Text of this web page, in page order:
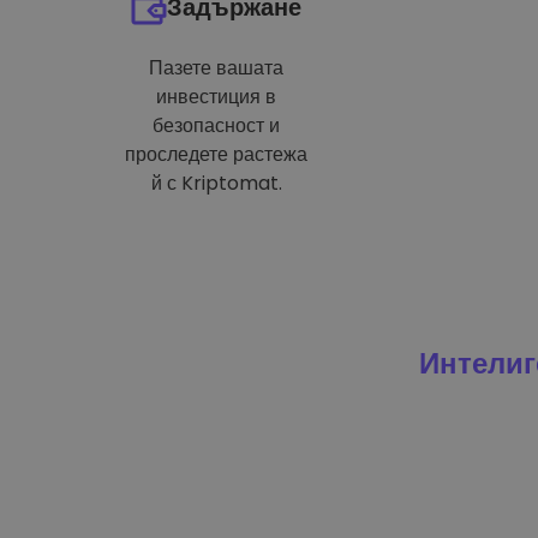
Задържане
Пазете вашата
инвестиция в
безопасност и
проследете растежа
й с Kriptomat.